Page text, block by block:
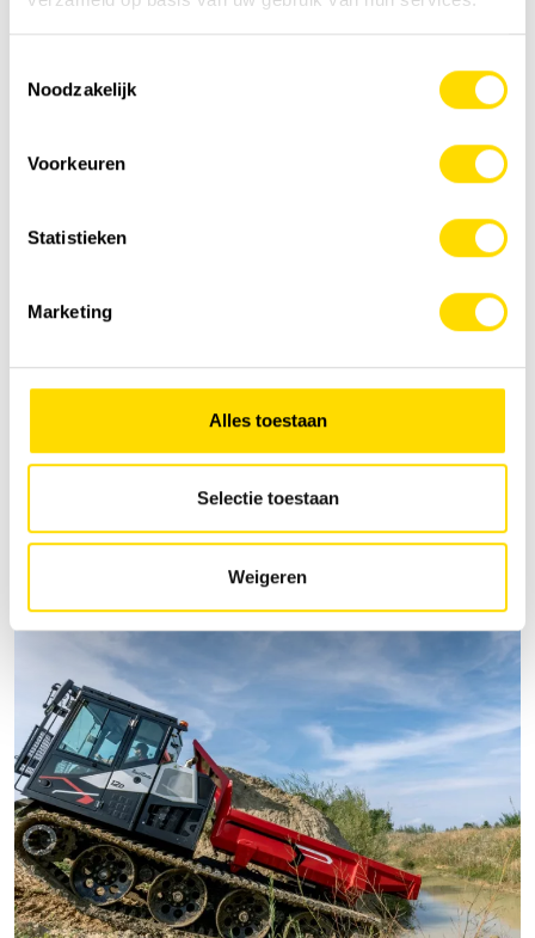
Noodzakelijk
Voorkeuren
Statistieken
Marketing
Alles toestaan
Selectie toestaan
Weigeren